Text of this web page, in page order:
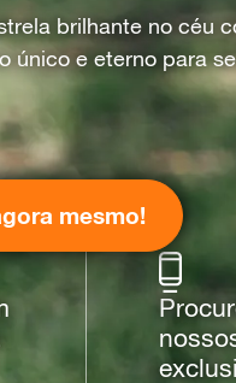
brilhante no céu
único e eterno para
mesmo!